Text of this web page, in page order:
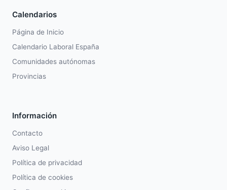
Calendarios
Página de Inicio
Calendario Laboral España
Comunidades autónomas
Provincias
Información
Contacto
Aviso Legal
Política de privacidad
Política de cookies